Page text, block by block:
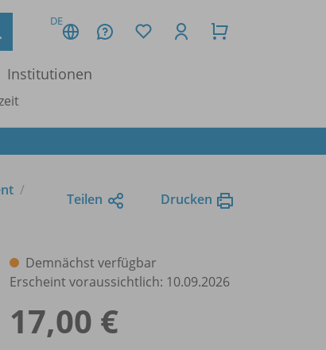
DE
Institutionen
Teilen Drucken
Demnächst verfügbar
Erscheint voraussichtlich: 10.09.2026
17,00 €